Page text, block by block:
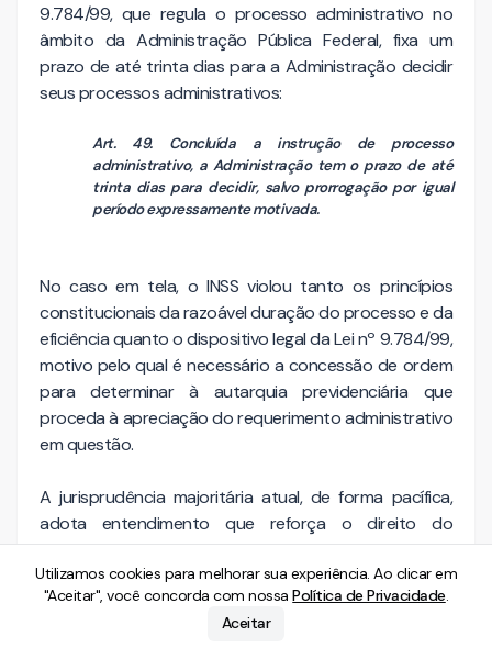
9.784/99, que regula o processo administrativo no
âmbito da Administração Pública Federal, fixa um
prazo de até trinta dias para a Administração decidir
seus processos administrativos:
Art. 49. Concluída a instrução de processo
administrativo, a Administração tem o prazo de até
trinta dias para decidir, salvo prorrogação por igual
período expressamente motivada.
No caso em tela, o INSS violou tanto os princípios
constitucionais da razoável duração do processo e da
eficiência quanto o dispositivo legal da Lei nº 9.784/99,
motivo pelo qual é necessário a concessão de ordem
para determinar à autarquia previdenciária que
proceda à apreciação do requerimento administrativo
em questão.
A jurisprudência majoritária atual, de forma pacífica,
adota entendimento que reforça o direito do
Impetrante, vejamos:
PREVIDENCIÁRIO.MANDADO DE SEGURANÇA.
APELAÇÃO DO INSS. LEGITIMIDADE PASSIVA.
Utilizamos cookies para melhorar sua experiência. Ao clicar em
"Aceitar", você concorda com nossa Política de Privacidade.
Aceitar